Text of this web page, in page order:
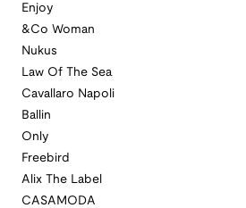
Enjoy
&Co Woman
Nukus
Law Of The Sea
Cavallaro Napoli
Ballin
Only
Freebird
Alix The Label
CASAMODA